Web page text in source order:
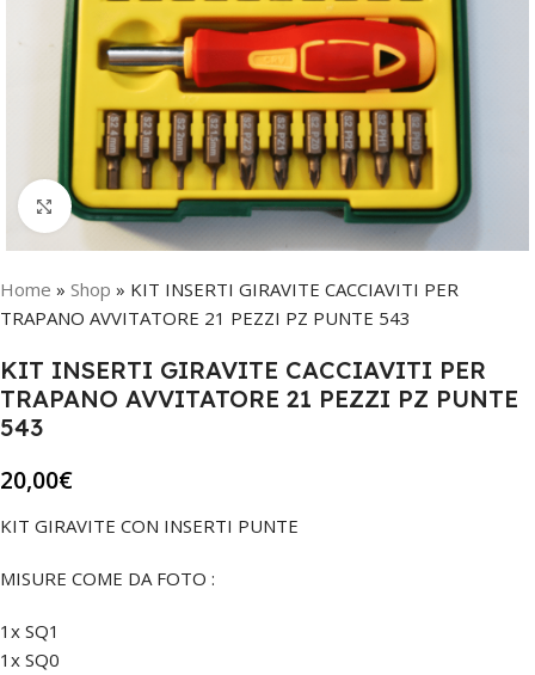
Click to enlarge
Home » Shop » KIT INSERTI GIRAVITE CACCIAVITI PER
TRAPANO AVVITATORE 21 PEZZI PZ PUNTE 543
KIT INSERTI GIRAVITE CACCIAVITI PER
TRAPANO AVVITATORE 21 PEZZI PZ PUNTE
543
20,00€
KIT GIRAVITE CON INSERTI PUNTE
MISURE COME DA FOTO :
1x SQ1
1x SQ0